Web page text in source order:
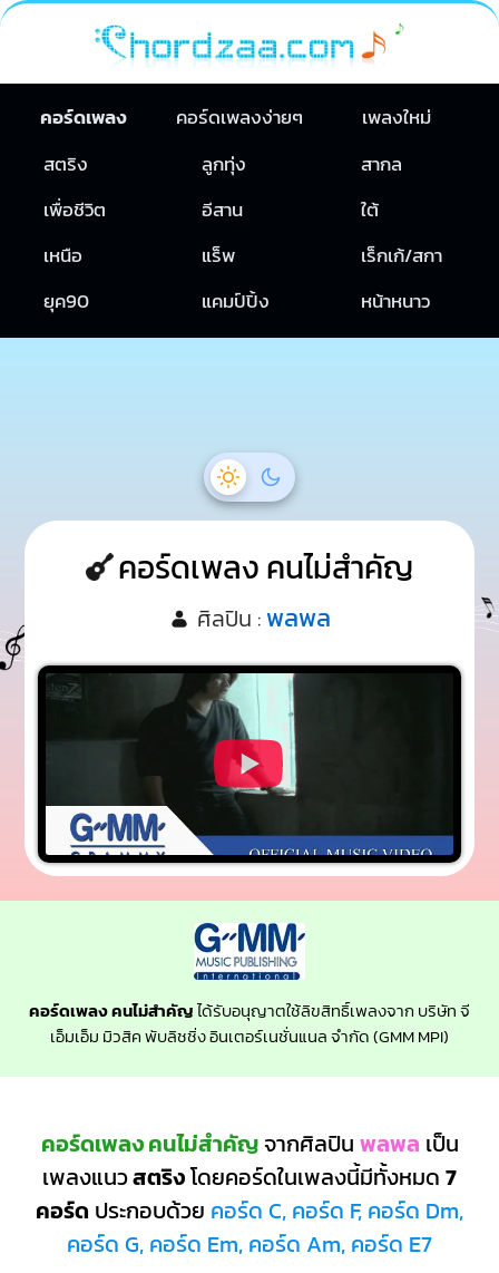
คอร์ดเพลง คอร์ดเพลงง่ายๆ
เพลงใหม่
สตริง
ลูกทุ่ง
สากล
เพื่อชีวิต
อีสาน
ใต้
เหนือ
แร็พ
เร็กเก้/สกา
ยุค90
แคมป์ปิ้ง หน้าหนาว
คอร์ดเพลง คนไม่สำคัญ
ศิลปิน :พลพล
คอร์ดเพลง คนไม่สำคัญได้รับอนุญาตใช้ลิขสิทธิ์เพลงจาก บริษัท จี
เอ็มเอ็ม มิวสิค พับลิชชิ่ง อินเตอร์เนชั่นแนล จำกัด (GMM MPI)
คอร์ดเพลง คนไม่สำคัญจากศิลปิน พลพล เป็น
เพลงแนวสตริงโดยคอร์ดในเพลงนี้มีทั้งหมด 7
คอร์ด ประกอบด้วย คอร์ด C, คอร์ด F, คอร์ด Dm,
คอร์ด G, คอร์ด Em, คอร์ด Am, คอร์ด E7